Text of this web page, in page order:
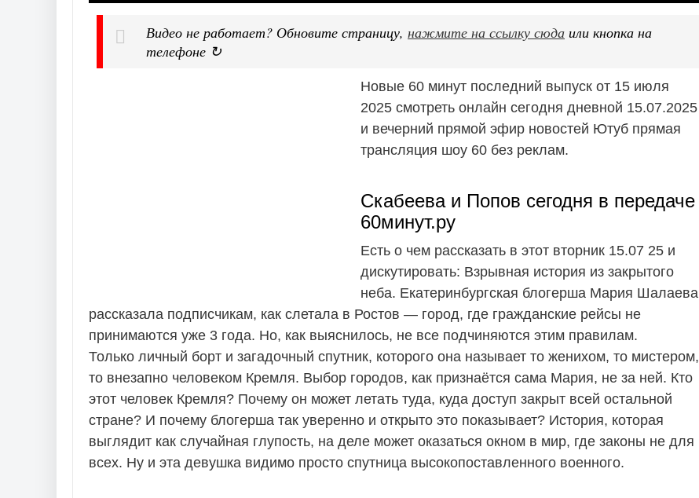
Видео не работает? Обновите страницу, нажмите на ссылку сюда или кнопка на
телефоне ↻
Новые 60 минут последний выпуск от 15 июля
2025 смотреть онлайн сегодня дневной 15.07.2025
и вечерний прямой эфир новостей Ютуб прямая
трансляция шоу 60 без реклам.
Скабеева и Попов сегодня в передаче
60минут.ру
Есть о чем рассказать в этот вторник 15.07 25 и
дискутировать: Взрывная история из закрытого
неба. Екатеринбургская блогерша Мария Шалаева
рассказала подписчикам, как слетала в Ростов — город, где гражданские рейсы не
принимаются уже 3 года. Но, как выяснилось, не все подчиняются этим правилам.
Только личный борт и загадочный спутник, которого она называет то женихом, то мистером,
то внезапно человеком Кремля. Выбор городов, как признаётся сама Мария, не за ней. Кто
этот человек Кремля? Почему он может летать туда, куда доступ закрыт всей остальной
стране? И почему блогерша так уверенно и открыто это показывает? История, которая
выглядит как случайная глупость, на деле может оказаться окном в мир, где законы не для
всех. Ну и эта девушка видимо просто спутница высокопоставленного военного.